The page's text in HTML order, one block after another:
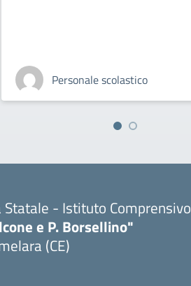
Personale scolastico
Statale - Istituto Comprensivo
e P. Borsellino"
(CE)